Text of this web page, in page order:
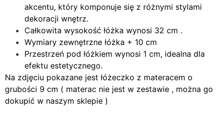
akcentu, który komponuje się z różnymi stylami
dekoracji wnętrz.
Całkowita wysokość łóżka wynosi 32 cm .
Wymiary zewnętrzne łóżka + 10 cm
Przestrzeń pod łóżkiem wynosi 1 cm, idealna dla
efektu estetycznego.
Na zdjęciu pokazane jest łóżeczko z materacem o
grubości 9 cm ( materac nie jest w zestawie , można go
dokupić w naszym sklepie )